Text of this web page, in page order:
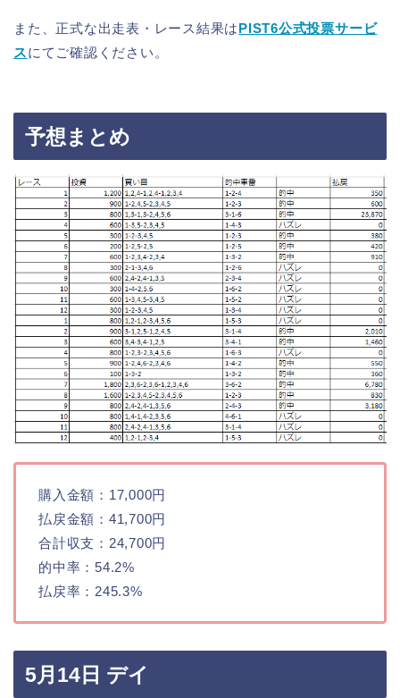
また、正式な出走表・レース結果はPIST6公式投票サービ
スにてご確認ください。
予想まとめ
購入金額：17,000円
払戻金額：41,700円
合計収支：24,700円
的中率：54.2%
払戻率：245.3%
5月14日 デイ